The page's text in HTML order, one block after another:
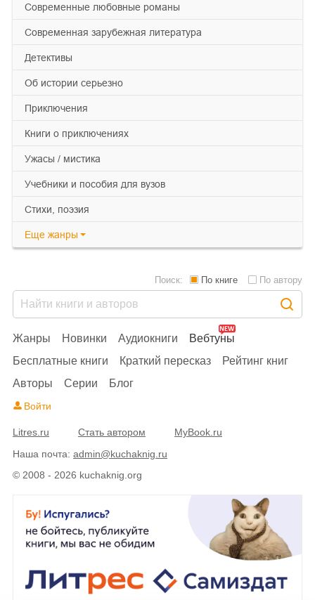
современные любовные романы
современная зарубежная литература
детективы
об истории серьезно
приключения
книги о приключениях
ужасы / мистика
учебники и пособия для вузов
cтихи, поэзия
Еще жанры
© 2008 - 2026 kuchaknig.org
Жанры Новинки Аудиокниги
Вебтуны
Бесплатные книги
Краткий пересказ
Рейтинг книг
Авторы
Серии Блог
Поиск: По книге По автору
Войти
Litres.ru Стать автором
MyBook.ru
Наша почта: admin@kuchaknig.ru